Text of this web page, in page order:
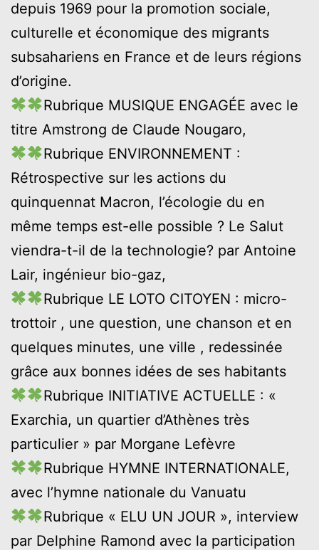
depuis 1969 pour la promotion sociale,
culturelle et économique des migrants
subsahariens en France et de leurs régions
d’origine.
Rubrique MUSIQUE ENGAGÉE avec le
titre Amstrong de Claude Nougaro,
Rubrique ENVIRONNEMENT :
Rétrospective sur les actions du
quinquennat Macron, l’écologie du en
même temps est-elle possible ? Le Salut
viendra-t-il de la technologie? par Antoine
Lair, ingénieur bio-gaz,
Rubrique LE LOTO CITOYEN : micro-
trottoir , une question, une chanson et en
quelques minutes, une ville , redessinée
grâce aux bonnes idées de ses habitants
Rubrique INITIATIVE ACTUELLE : «
Exarchia, un quartier d’Athènes très
particulier » par Morgane Lefèvre
Rubrique HYMNE INTERNATIONALE,
avec l’hymne nationale du Vanuatu
Rubrique « ELU UN JOUR », interview
par Delphine Ramond avec la participation